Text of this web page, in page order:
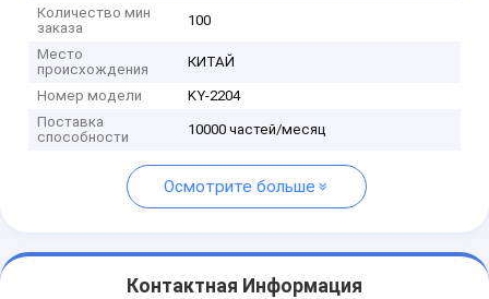
Количество мин
заказа
100
Место
происхождения
КИТАЙ
Номер модели
KY-2204
Поставка
способности
10000 частей/месяц
Осмотрите больше
Контактная Информация